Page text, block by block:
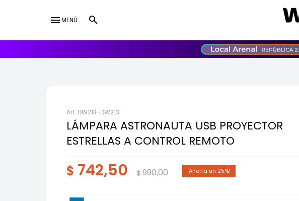
menuMENÚ
DW213-DW213
LÁMPARA ASTRONAUTA USB PROYECTOR
ESTRELLAS A CONTROL REMOTO
$ 742,50 $990,00 25